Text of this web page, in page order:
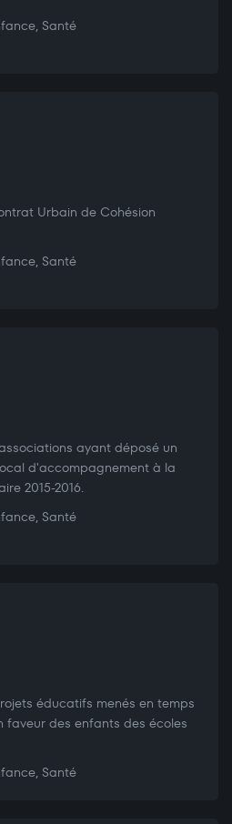
Santé
Urbain de Cohésion
Santé
ayant déposé un
d'accompagnement à la
2015-2016.
Santé
éducatifs menés en temps
faveur des enfants des écoles
Santé